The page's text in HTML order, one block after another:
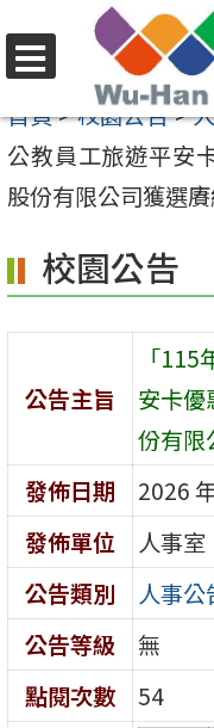
至
要
內
區
選
單
首頁>校園公告>
公教員工旅遊平安
股份有限公司獲選
校園公告
公告主旨
「
安卡優
份有限
發佈日期
2026
發佈單位
人事室
公告類別
人事公
公告等級
無
點閱次數
54